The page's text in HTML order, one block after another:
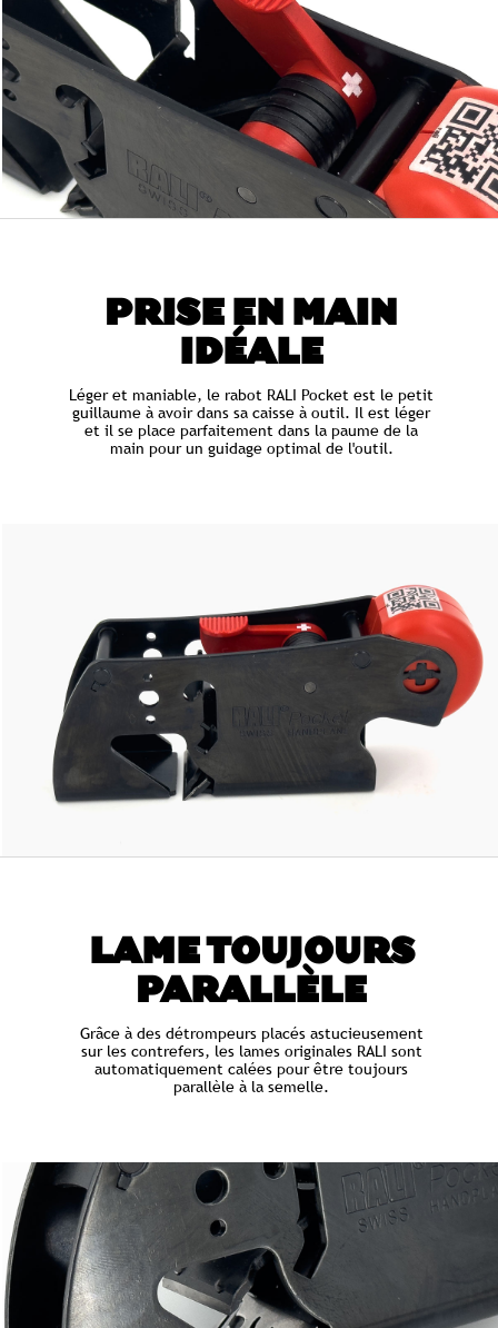
PRISE EN MAIN
IDÉALE
Léger et maniable, le rabot RALI Pocket est le petit
guillaume à avoir dans sa caisse à outil. Il est léger
et il se place parfaitement dans la paume de la
main pour un guidage optimal de l'outil.
LAME TOUJOURS
PARALLÈLE
Grâce à des détrompeurs placés astucieusement
sur les contrefers, les lames originales RALI sont
automatiquement calées pour être toujours
parallèle à la semelle.